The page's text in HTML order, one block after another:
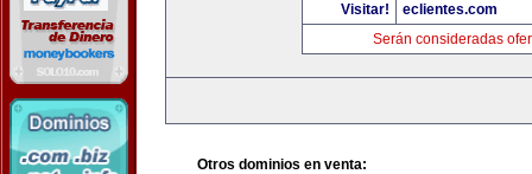
Visitar!
eclientes.com
Serán consideradas
Otros dominios en venta: